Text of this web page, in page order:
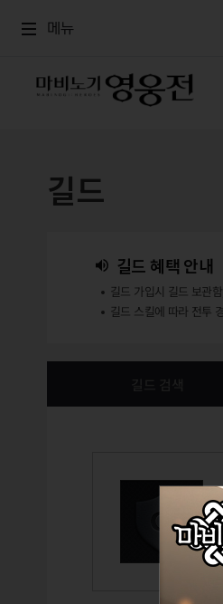
메뉴
길드
길드 혜택 안내
길드 가입시 길드 보관
길드 스킬에 따라 전투